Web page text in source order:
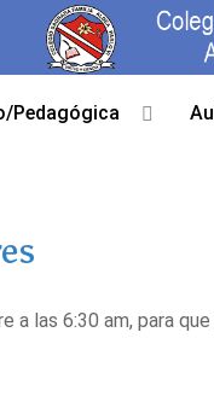
Pedagógica
las 6:30 am, para